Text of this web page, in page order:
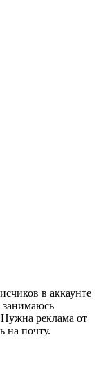
в аккаунте
занимаюсь
Нужна реклама от
на почту.